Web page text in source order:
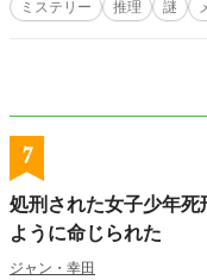
ーの
ミステリー 推理 謎
7
処刑された女子少年
ように命じられた
ジャン・幸田